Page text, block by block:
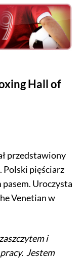
Hall of
przedstawiony
Polski pięściarz
Uroczysta
Venetian w
i
Jestem